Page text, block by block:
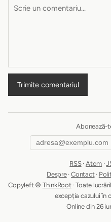
Trimite comentariul
Abonează-
RSS· Atom ·
Despre·Contact·
Copyleft 🄯 ThinkRoot· Toate
excepția cazului în
Online din 26